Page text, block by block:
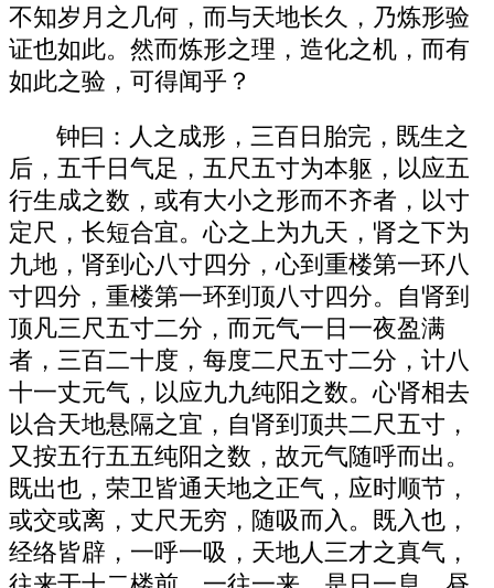
不知岁月之几何，而与天地长久，乃炼形验
证也如此。然而炼形之理，造化之机，而有
如此之验，可得闻乎？
钟曰：人之成形，三百日胎完，既生之
后，五千日气足，五尺五寸为本躯，以应五
行生成之数，或有大小之形而不齐者，以寸
定尺，长短合宜。心之上为九天，肾之下为
九地，肾到心八寸四分，心到重楼第一环八
寸四分，重楼第一环到顶八寸四分。自肾到
顶凡三尺五寸二分，而元气一日一夜盈满
者，三百二十度，每度二尺五寸二分，计八
十一丈元气，以应九九纯阳之数。心肾相去
以合天地悬隔之宜，自肾到顶共二尺五寸，
又按五行五五纯阳之数，故元气随呼而出。
既出也，荣卫皆通天地之正气，应时顺节，
或交或离，丈尺无穷，随吸而入。既入也，
经络皆辟，一呼一吸，天地人三才之真气，